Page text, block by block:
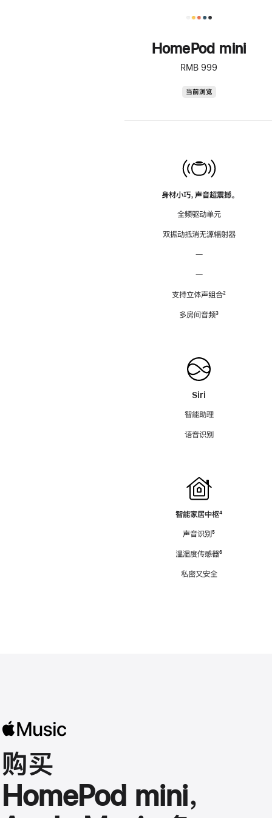
HomePod mini
RMB 999
当前浏览
身材小巧，声音超震撼。
全频驱动单元
双振动抵消无源辐射器
—
—
支持立体声组合脚
²
多房间音频脚
³
Siri
智能助理
语音识别
智能家居中枢脚
⁴
声音识别脚
⁵
温湿度传感器脚
⁶
私密又安全
购买
HomePod mini，